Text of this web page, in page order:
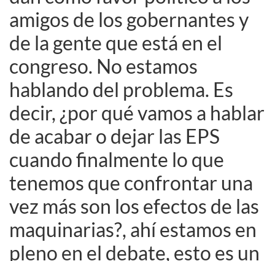
amigos de los gobernantes y
de la gente que está en el
congreso. No estamos
hablando del problema. Es
decir, ¿por qué vamos a hablar
de acabar o dejar las EPS
cuando finalmente lo que
tenemos que confrontar una
vez más son los efectos de las
maquinarias?, ahí estamos en
pleno en el debate, esto es un